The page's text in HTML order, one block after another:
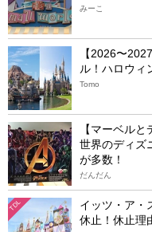
みーこ
【2026〜
ル！ハロウィ
Tomo
【マーベル
世界のディズ
が多数！
だんだん
TDL
イッツ・ア・
休止！休止理